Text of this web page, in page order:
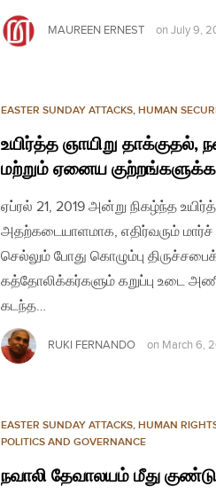
MAUREEN ERNEST on July 9,
EASTER SUNDAY ATTACKS, HUMAN
உயிர்த்த ஞாயிறு தாக்குதல்,
மற்றும் ஏனைய
ஏப்ரல் 21, 2019 அன்று நிகழ்ந்த
அதற்கடையாளமாக, எதிர்வரும் மார்ச்
செல்லும் போது கொழும்பு
கத்தோலிக்கர்களும் கறுப்பு உடை
கடந்த…
RUKI FERNANDO on March 6,
EASTER SUNDAY ATTACKS, HUMAN
POLITICS AND GOVERNANCE
நவாலி தேவாலயம் மீது